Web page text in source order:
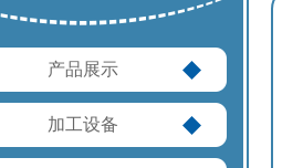
产品展示
加工设备